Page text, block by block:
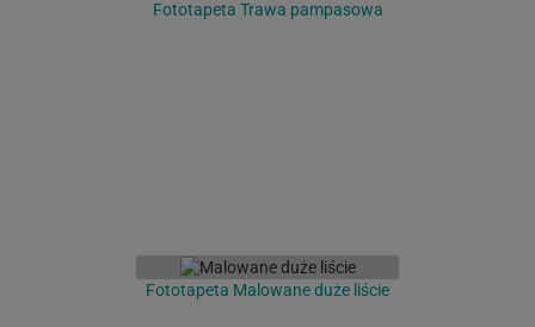
Fototapeta Trawa pampasowa
Fototapeta Malowane duże liście